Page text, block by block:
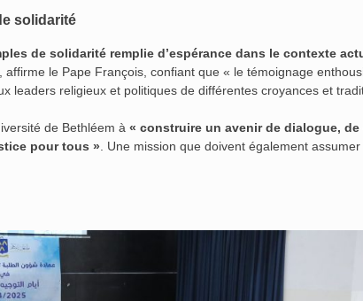
solidarité
de solidarité remplie d’espérance dans le contexte
, affirme le Pape François, confiant que « le témoignage
leaders religieux et politiques de différentes croyances et
de Bethléem à « construire un avenir de dialogue,
pour tous » . Une mission que doivent également